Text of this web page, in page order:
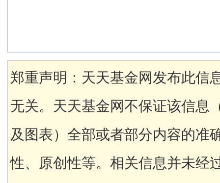
郑重声明：天天基金网发布此信
无关。天天基金网不保证该信息
及图表）全部或者部分内容的准
性、原创性等。相关信息并未经